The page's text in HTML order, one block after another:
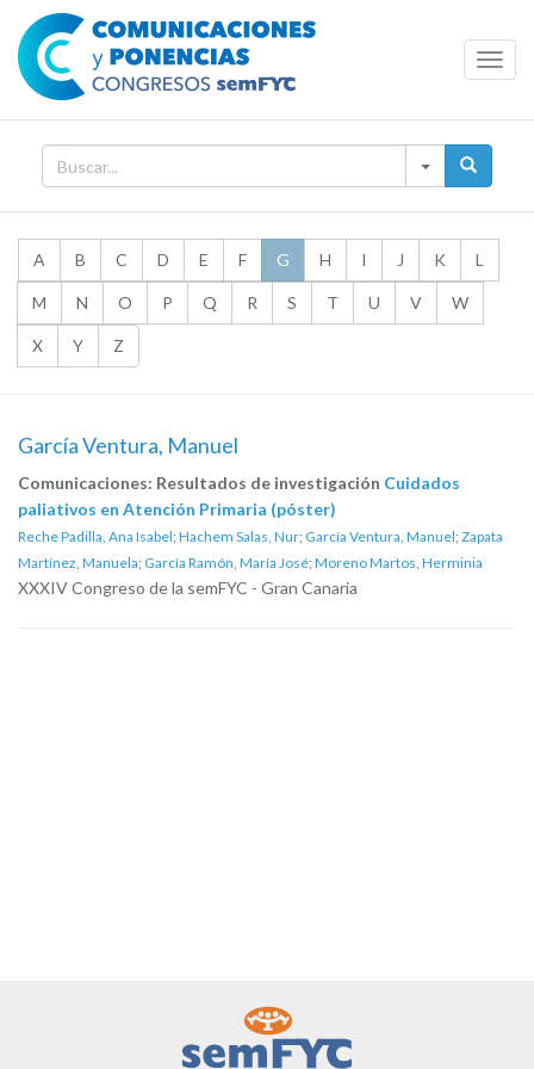
A B C D E F G H I J K L
M N O P Q R S T U V W
X Y Z
García Ventura, Manuel
Comunicaciones: Resultados de investigación Cuidados
paliativos en Atención Primaria (póster)
Reche Padilla, Ana Isabel; Hachem Salas, Nur; García Ventura, Manuel; Zapata
Martínez, Manuela; García Ramón, María José; Moreno Martos, Herminia
XXXIV Congreso de la semFYC - Gran Canaria